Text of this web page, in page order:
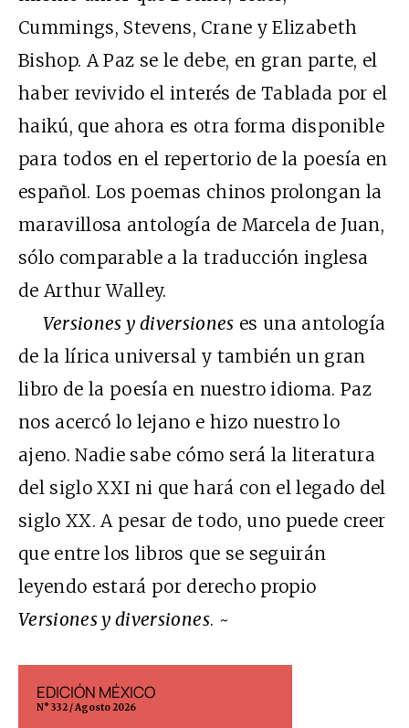
Cummings, Stevens, Crane y Elizabeth
Bishop. A Paz se le debe, en gran parte, el
haber revivido el interés de Tablada por el
haikú, que ahora es otra forma disponible
para todos en el repertorio de la poesía en
español. Los poemas chinos prolongan la
maravillosa antología de Marcela de Juan,
sólo comparable a la traducción inglesa
de Arthur Walley.
Versiones y diversiones es una antología
de la lírica universal y también un gran
libro de la poesía en nuestro idioma. Paz
nos acercó lo lejano e hizo nuestro lo
ajeno. Nadie sabe cómo será la literatura
del siglo XXI ni que hará con el legado del
siglo XX. A pesar de todo, uno puede creer
que entre los libros que se seguirán
leyendo estará por derecho propio
Versiones y diversiones. ~
EDICIÓN MÉXICO
N° 332 / Agosto 2026